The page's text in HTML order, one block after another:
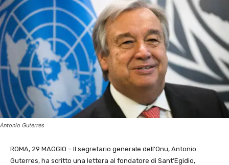
Antonio Guterres
ROMA, 29 MAGGIO – Il segretario generale dell’Onu, Antonio
Guterres, ha scritto una lettera al fondatore di Sant’Egidio,